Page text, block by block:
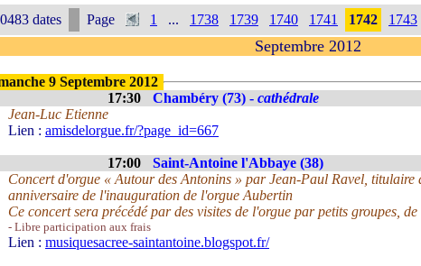
dates Page 1 ... 1738 1739 1740 1741 1742 1743
Septembre 2012
9 Septembre 2012
17:30
Chambéry (73) - cathédrale
Jean-Luc Etienne
Lien : amisdelorgue.fr/?page_id=667
17:00 Saint-Antoine l'Abbaye (38)
Concert d'orgue « Autour des Antonins » par Jean-Paul Ravel, titulaire
anniversaire de l'inauguration de l'orgue Aubertin
Ce concert sera précédé par des visites de l'orgue par petits groupes, de
- Libre participation aux frais
Lien : musiquesacree-saintantoine.blogspot.fr/